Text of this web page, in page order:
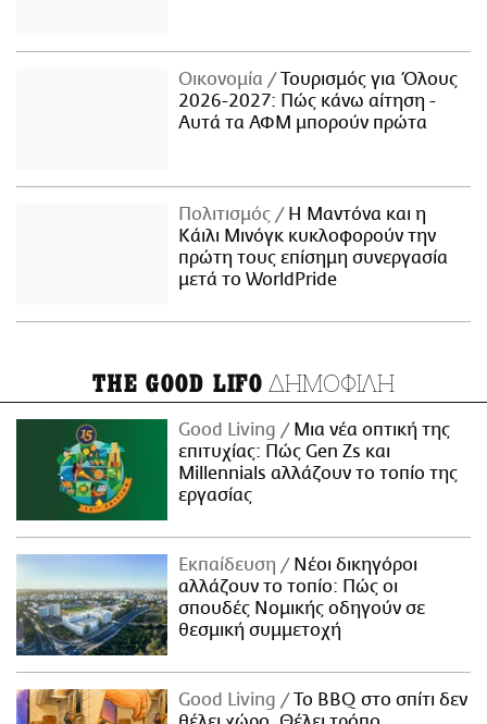
Οικονομία
Τουρισμός για Όλους
2026-2027: Πώς κάνω αίτηση -
Αυτά τα ΑΦΜ μπορούν πρώτα
Πολιτισμός
Η Μαντόνα και η
Κάιλι Μινόγκ κυκλοφορούν την
πρώτη τους επίσημη συνεργασία
μετά το WorldPride
THE GOOD LIFO ΔΗΜΟΦΙΛΗ
Good Living
Μια νέα οπτική της
επιτυχίας: Πώς Gen Zs και
Millennials αλλάζουν το τοπίο της
εργασίας
Εκπαίδευση
Νέοι δικηγόροι
αλλάζουν το τοπίο: Πώς οι
σπουδές Νομικής οδηγούν σε
θεσμική συμμετοχή
Good Living
Το BBQ στο σπίτι δεν